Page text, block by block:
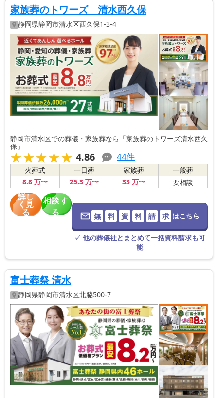
家族葬のトワーズ 清水西久保
静岡県静岡市清水区西久保1-3-4
静岡市清水区での葬儀・家族葬なら「家族葬のトワーズ清水西久
保」
★★★★★
★★★★★ 4.86 44件
火葬式
8.8万〜
一日葬
25.3 万〜
家族葬
33万〜
一般葬
要相談
詳し
く見
る
相談す
る
無 料 資 料 請 求 はこちら
✓ 他の葬儀社とまとめて一括資料請求も可
能
富士葬祭 清水
静岡県静岡市清水区北脇500-7